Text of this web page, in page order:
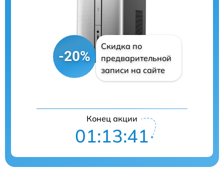
-20%
Скидка по
предварительной
записи на сайте
Конец акции
01:13:40